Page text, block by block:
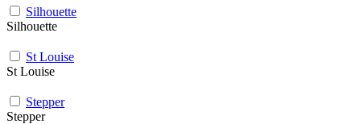
Silhouette
Silhouette
St Louise
St Louise
Stepper
Stepper